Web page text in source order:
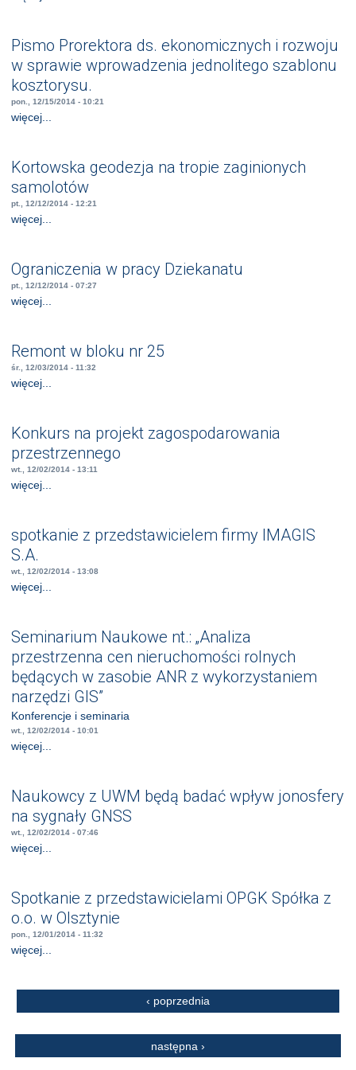
Pismo Prorektora ds. ekonomicznych i rozwoju
w sprawie wprowadzenia jednolitego szablonu
kosztorysu.
pon., 12/15/2014 - 10:21
więcej...
Kortowska geodezja na tropie zaginionych
samolotów
pt., 12/12/2014 - 12:21
więcej...
Ograniczenia w pracy Dziekanatu
pt., 12/12/2014 - 07:27
więcej...
Remont w bloku nr 25
śr., 12/03/2014 - 11:32
więcej...
Konkurs na projekt zagospodarowania
przestrzennego
wt., 12/02/2014 - 13:11
więcej...
spotkanie z przedstawicielem firmy IMAGIS
S.A.
wt., 12/02/2014 - 13:08
więcej...
Seminarium Naukowe nt.: „Analiza
przestrzenna cen nieruchomości rolnych
będących w zasobie ANR z wykorzystaniem
narzędzi GIS”
Konferencje i seminaria
wt., 12/02/2014 - 10:01
więcej...
Naukowcy z UWM będą badać wpływ jonosfery
na sygnały GNSS
wt., 12/02/2014 - 07:46
więcej...
Spotkanie z przedstawicielami OPGK Spółka z
o.o. w Olsztynie
pon., 12/01/2014 - 11:32
więcej...
Strony ‹ poprzednia
następna ›